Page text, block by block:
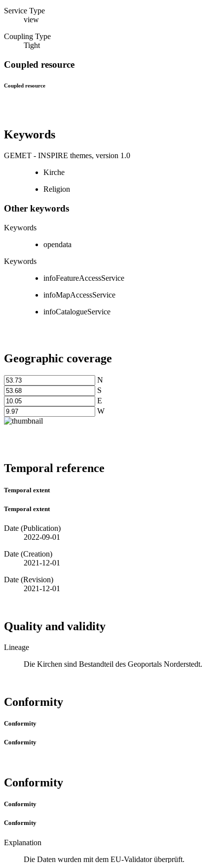
Service Type
view
Coupling Type
Tight
Coupled resource
Coupled resource
Keywords
GEMET - INSPIRE themes, version 1.0
Kirche
Religion
Other keywords
Keywords
opendata
Keywords
infoFeatureAccessService
infoMapAccessService
infoCatalogueService
Geographic coverage
N
S
E
W
Temporal reference
Temporal extent
Temporal extent
Date (Publication)
2022-09-01
Date (Creation)
2021-12-01
Date (Revision)
2021-12-01
Quality and validity
Lineage
Die Kirchen sind Bestandteil des Geoportals Norderstedt.
Conformity
Conformity
Conformity
Conformity
Conformity
Conformity
Explanation
Die Daten wurden mit dem EU-Validator überprüft.